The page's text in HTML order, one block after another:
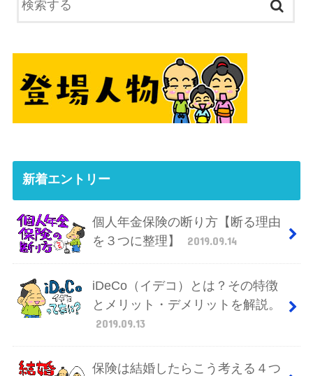
新着エントリー
個人年金保険の断り方【断る理由
を３つに整理】
2019.09.14
iDeCo（イデコ）とは？その特徴
とメリット・デメリットを解説。
2019.09.13
保険は結婚したらこう考える４つ